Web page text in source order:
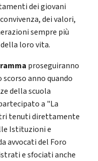
dei giovani
dei valori,
sempre più
loro vita.
proseguiranno
anno quando
della scuola
a "La
tenuti direttamente
Istituzioni e
avvocati del Foro
e sfociati anche